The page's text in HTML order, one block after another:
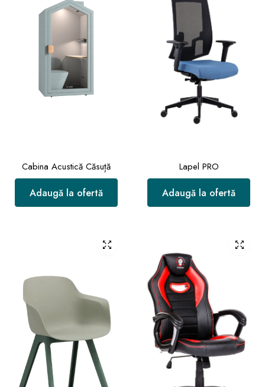
Cabina Acustică Căsuță
Adaugă la ofertă
Lapel PRO
Adaugă la ofertă